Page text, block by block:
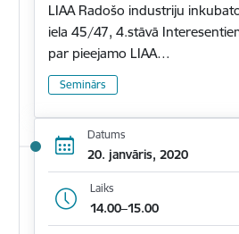
LIAA Radošo industriju
iela 45/47, 4.stāvā
par pieejamo LIAA…
Seminārs
Datums
20. janvāris, 2020
Laiks
14.00–15.00